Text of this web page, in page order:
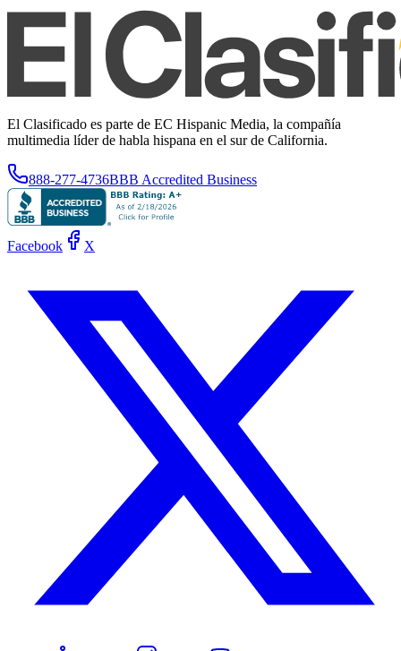
El Clasificado es parte de EC Hispanic Media, la compañía
multimedia líder de habla hispana en el sur de California.
888-277-4736BBB Accredited Business
Facebook X